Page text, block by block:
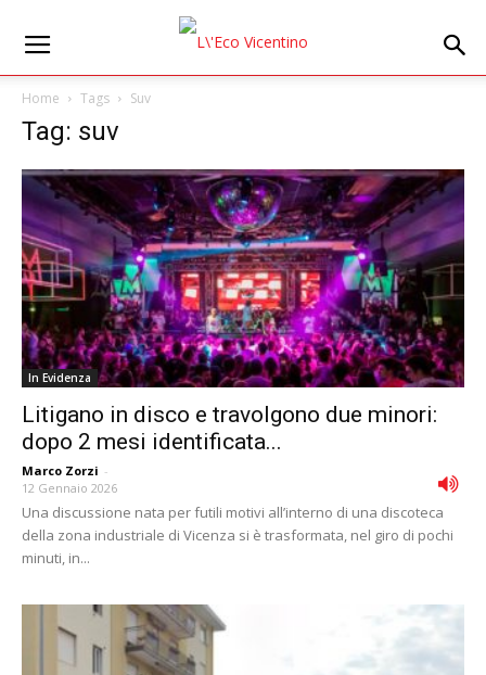
Home Tags Suv
Tag: suv
In Evidenza
Litigano in disco e travolgono due minori:
dopo 2 mesi identificata...
Marco Zorzi -
12 Gennaio 2026
Una discussione nata per futili motivi all’interno di una discoteca
della zona industriale di Vicenza si è trasformata, nel giro di pochi
minuti, in...